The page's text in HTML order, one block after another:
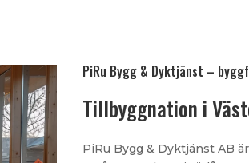
PiRu Bygg & Dyktjänst –
Tillbyggnation i
PiRu Bygg & Dyktjänst AB